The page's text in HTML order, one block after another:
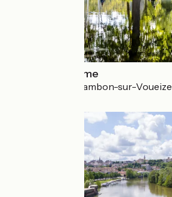
La Cyclo Bohème
Bréhémont > Chambon-sur-Voueize